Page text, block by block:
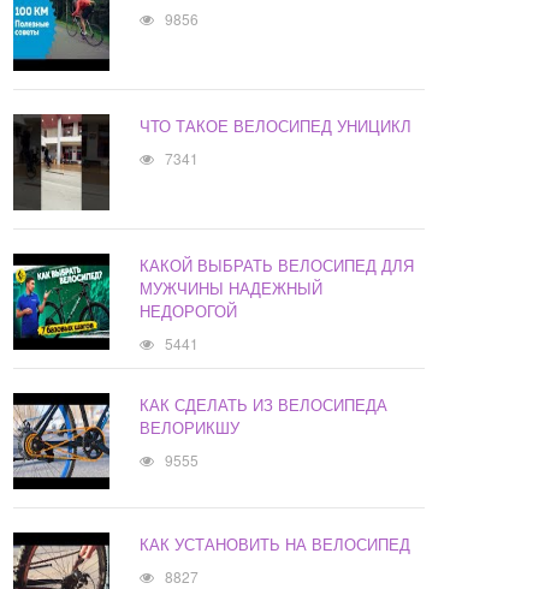
9856
ЧТО ТАКОЕ ВЕЛОСИПЕД УНИЦИКЛ
7341
КАКОЙ ВЫБРАТЬ ВЕЛОСИПЕД ДЛЯ
МУЖЧИНЫ НАДЕЖНЫЙ
НЕДОРОГОЙ
5441
КАК СДЕЛАТЬ ИЗ ВЕЛОСИПЕДА
ВЕЛОРИКШУ
9555
КАК УСТАНОВИТЬ НА ВЕЛОСИПЕД
8827